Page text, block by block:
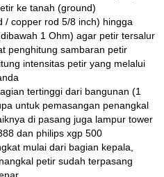
ke tanah (ground)
/ copper rod 5/8 inch) hingga
1 Ohm) agar petir tersalur
penghitung sambaran petir
intensitas petir yang melalui
tertinggi dari bangunan (1
untuk pemasangan penangkal
di pasang juga lampur tower
dan philips xgp 500
mulai dari bagian kepala,
petir sudah terpasang